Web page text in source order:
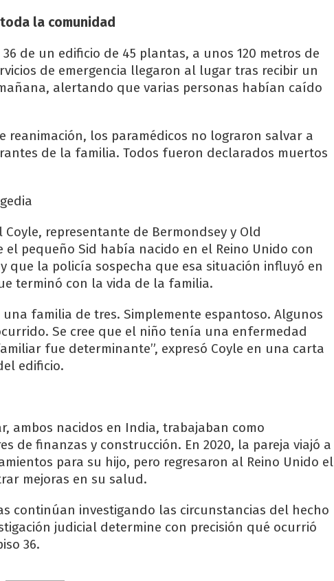
la comunidad
de un edificio de 45 plantas, a unos 120 metros de
de emergencia llegaron al lugar tras recibir un
alertando que varias personas habían caído
reanimación, los paramédicos no lograron salvar a
de la familia. Todos fueron declarados muertos
representante de Bermondsey y Old
pequeño Sid había nacido en el Reino Unido con
que la policía sospecha que esa situación influyó en
terminó con la vida de la familia.
familia de tres. Simplemente espantoso. Algunos
Se cree que el niño tenía una enfermedad
fue determinante”, expresó Coyle en una carta
edificio.
ambos nacidos en India, trabajaban como
de finanzas y construcción. En 2020, la pareja viajó a
para su hijo, pero regresaron al Reino Unido el
mejoras en su salud.
continúan investigando las circunstancias del hecho
judicial determine con precisión qué ocurrió
36.